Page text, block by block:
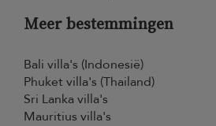
Meer bestemmingen
Bali villa's (Indonesië)
Phuket villa's (Thailand)
Sri Lanka villa's
Mauritius villa's